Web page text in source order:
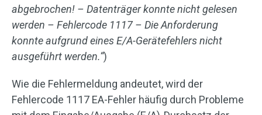
abgebrochen! – Datenträger konnte nicht gelesen
werden – Fehlercode 1117 – Die Anforderung
konnte aufgrund eines E/A-Gerätefehlers nicht
ausgeführt werden.“)
Wie die Fehlermeldung andeutet, wird der
Fehlercode 1117 EA-Fehler häufig durch Probleme